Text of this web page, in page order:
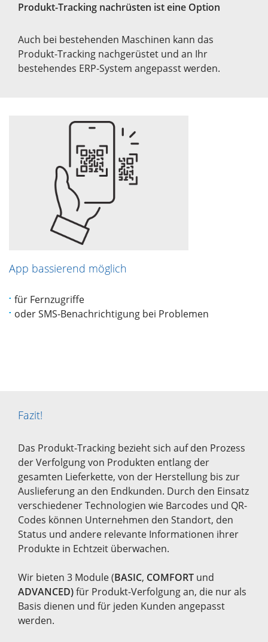
Produkt-Tracking nachrüsten ist eine Option
Auch bei bestehenden Maschinen kann das
Produkt-Tracking nachgerüstet und an Ihr
bestehendes ERP-System angepasst werden.
App bassierend möglich
für Fernzugriffe
oder SMS-Benachrichtigung bei Problemen
Fazit!
Das Produkt-Tracking bezieht sich auf den Prozess
der Verfolgung von Produkten entlang der
gesamten Lieferkette, von der Herstellung bis zur
Auslieferung an den Endkunden. Durch den Einsatz
verschiedener Technologien wie Barcodes und QR-
Codes können Unternehmen den Standort, den
Status und andere relevante Informationen ihrer
Produkte in Echtzeit überwachen.
Wir bieten 3 Module (BASIC, COMFORT und
ADVANCED)für Produkt-Verfolgung an, die nur als
Basis dienen und für jeden Kunden angepasst
werden.